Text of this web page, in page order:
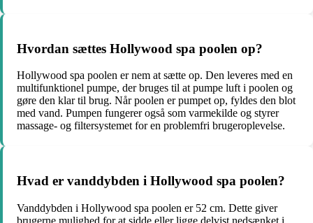
Hvordan sættes Hollywood spa poolen op?
Hollywood spa poolen er nem at sætte op. Den leveres med en
multifunktionel pumpe, der bruges til at pumpe luft i poolen og
gøre den klar til brug. Når poolen er pumpet op, fyldes den blot
med vand. Pumpen fungerer også som varmekilde og styrer
massage- og filtersystemet for en problemfri brugeroplevelse.
Hvad er vanddybden i Hollywood spa poolen?
Vanddybden i Hollywood spa poolen er 52 cm. Dette giver
brugerne mulighed for at sidde eller ligge delvist nedsænket i